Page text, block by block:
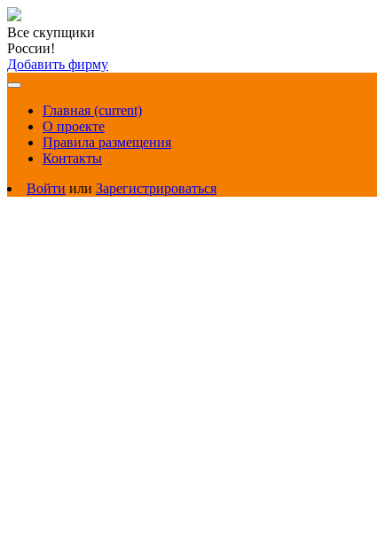
Все скупщики
России!
Добавить фирму
Главная (current)
О проекте
Правила размещения
Контакты
Войти или Зарегистрироваться